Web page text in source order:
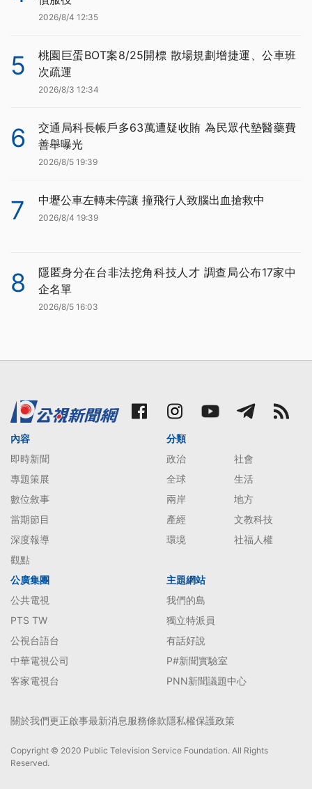
2026/8/4 12:35
5
桃園巨蛋BOT案8/25開標 散場規劃增捷運、公車班
次疏運
2026/8/3 12:34
6
交通局科長帳戶多63萬遭疑收賄 為民眾代墊醫藥費
善舉曝光
2026/8/5 19:39
7 中壢公車左轉未停讓 撞飛行人致腦出血搶救中
2026/8/4 19:39
8
隱匿身分在台非法挖角科技人才 調查局公布17家中
企名單
2026/8/5 16:03
內容
即時新聞
專題策展
數位敘事
當期節目
深度報導
觀點
分類
政治
社會
全球
生活
兩岸
地方
產經
文教科技
環境
社福人權
公廣集團
公共電視
PTS TW
公視台語台
中華電視公司
客家電視台
主題網站
我們的島
獨立特派員
有話好說
P#新聞實驗室
PNN新聞議題中心
關於我們更正啟事最新消息服務條款隱私權保護政策
Copyright © 2020 Public Television Service Foundation. All Rights
Reserved.